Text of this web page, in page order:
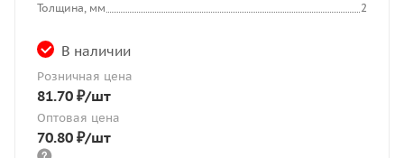
Толщина, мм
2
В наличии
Розничная цена
81.70 ₽/шт
Оптовая цена
70.80 ₽/шт